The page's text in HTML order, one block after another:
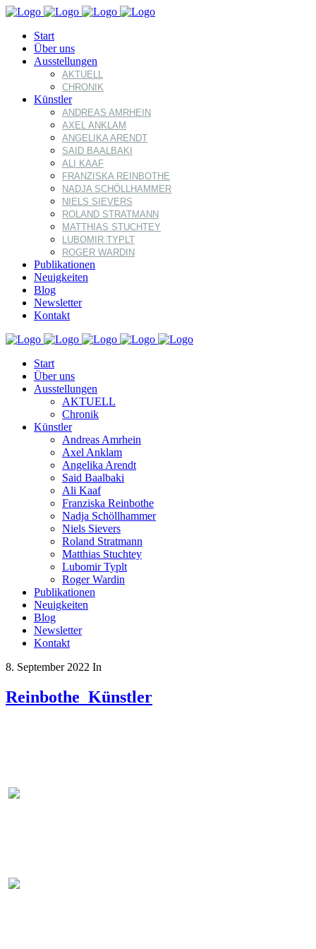
Start
Über uns
Ausstellungen
AKTUELL
CHRONIK
Künstler
ANDREAS AMRHEIN
AXEL ANKLAM
ANGELIKA ARENDT
SAID BAALBAKI
ALI KAAF
FRANZISKA REINBOTHE
NADJA SCHÖLLHAMMER
NIELS SIEVERS
ROLAND STRATMANN
MATTHIAS STUCHTEY
LUBOMIR TYPLT
ROGER WARDIN
Publikationen
Neuigkeiten
Blog
Newsletter
Kontakt
Start
Über uns
Ausstellungen
AKTUELL
Chronik
Künstler
Andreas Amrhein
Axel Anklam
Angelika Arendt
Said Baalbaki
Ali Kaaf
Franziska Reinbothe
Nadja Schöllhammer
Niels Sievers
Roland Stratmann
Matthias Stuchtey
Lubomir Typlt
Roger Wardin
Publikationen
Neuigkeiten
Blog
Newsletter
Kontakt
8. September 2022 In
Reinbothe_Künstler